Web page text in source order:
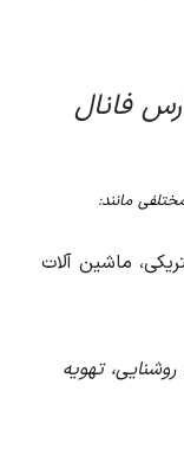
فانال
ماشین آلات
تهویه